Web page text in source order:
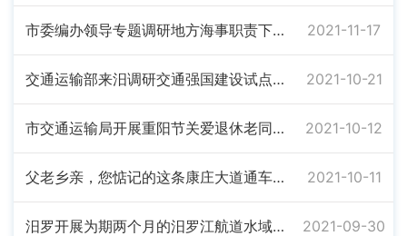
市委编办领导专题调研地方海事职责下放承接工作 2021-11-17
交通运输部来汨调研交通强国建设试点工作 2021-10-21
市交通运输局开展重阳节关爱退休老同志活动 2021-10-12
父老乡亲，您惦记的这条康庄大道通车啦！ 2021-10-11
汨罗开展为期两个月的汨罗江航道水域安全专项整治行动 2021-09-30